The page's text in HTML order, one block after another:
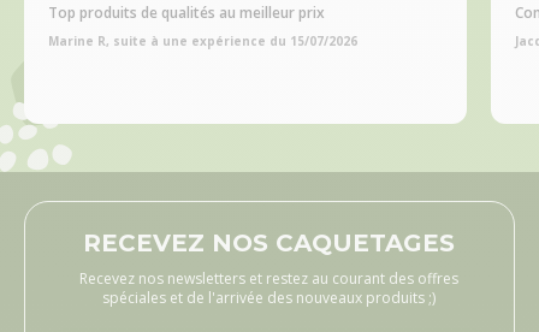
Top produits de qualités au meilleur prix
Marine R, suite à une expérience du 15/07/2026
RECEVEZ NOS CAQUETAGES
Recevez nos newsletters et restez au courant des offres
spéciales et de l'arrivée des nouveaux produits ;)